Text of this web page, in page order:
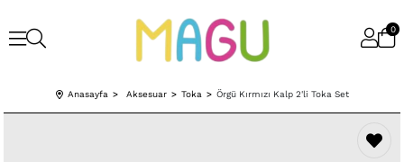
0
Anasayfa Aksesuar Toka Örgü Kırmızı Kalp 2'li Toka Set